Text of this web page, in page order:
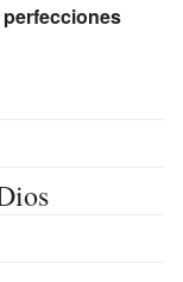
perfecciones